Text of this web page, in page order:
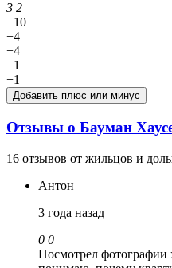
3 2
+10
+4
+4
+1
+1
Добавить плюс или минус
Отзывы о Бауман
16 отзывов от жильцов и
Антон
3 года назад
0 0
Посмотрел фотографии